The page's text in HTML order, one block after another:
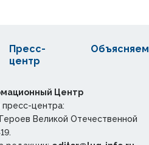
Пресс-
центр
Объясняем
Центр
центра:
Великой Отечественной